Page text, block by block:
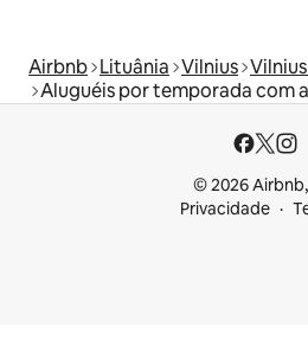
Airbnb Lituânia Vilnius
Aluguéis por temporada com
© 2026
Privacidade